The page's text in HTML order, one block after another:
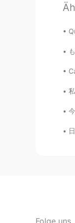
私
今
日
Folge uns